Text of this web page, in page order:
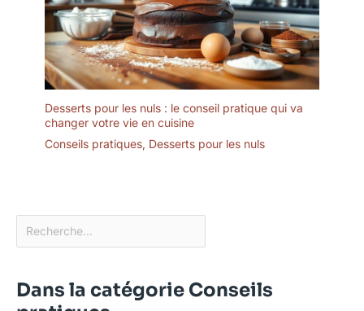
Desserts pour les nuls : le conseil pratique qui va
changer votre vie en cuisine
Conseils pratiques, Desserts pour les nuls
Dans la catégorie Conseils